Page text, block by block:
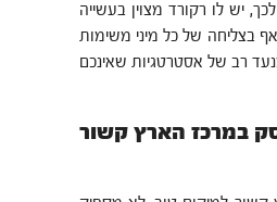
יש לו רקורד מצוין בעשייה
בצליחה של כל מיני משימות
רב של אסטרטגיות שאינכם
במרכז הארץ קשור